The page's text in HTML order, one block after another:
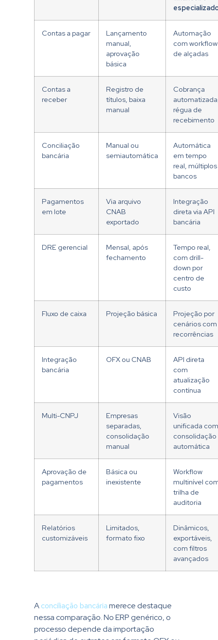
Contas a pagar
Lançamento
manual,
aprovação
básica
Automação
com workflow
de alçadas
Contas a
receber
Registro de
títulos, baixa
manual
Cobrança
régua de
recebimento
Conciliação
bancária
Manual ou
semiautomática
Automática
em tempo
real, múltiplos
bancos
Pagamentos
em lote
Via arquivo
CNAB
exportado
Integração
direta via API
bancária
DRE gerencial
Mensal, após
fechamento
Tempo real,
com drill-
down por
centro de
custo
Fluxo de caixa Projeção básica
Projeção por
cenários com
recorrências
Integração
bancária
OFX ou CNAB
API direta
com
atualização
contínua
Multi-CNPJ
Empresas
separadas,
consolidação
manual
Visão
unificada com
consolidação
automática
Aprovação de
pagamentos
Básica ou
inexistente
Workflow
multinível
trilha de
auditoria
Relatórios
customizáveis
Limitados,
formato fixo
Dinâmicos,
exportáveis,
com filtros
avançados
Aconciliação bancáriamerece destaque
nessa comparação. No ERP genérico, o
processo depende da importação